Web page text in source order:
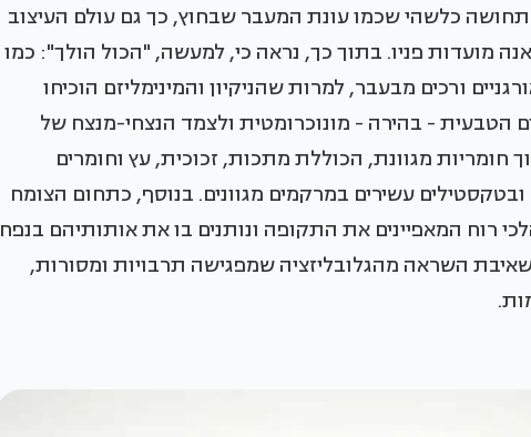
כלשהי שכמו עונת המעבר שבחוץ, כך גם עולם העיצוב
מועדות פניו. בתוך כך, נראה כי, למעשה, "הכול הולך": כמו
ורכים מבעבר, למרות שהניקיון והמינימליזם הוכיחו
הטבעית - בהירה - מונוכרומטית ולצמד הנצחי-מנצח של
חומריות מגוונת, הכוללת מתכות, זכוכית, עץ וחומרים
עשירים במרקמים מגוונים. בנוסף, כתחום הצומח
רוח המאפיינים את התקופה ונותנים בו את אותותיהם בנפח
השראה מהגלובליזציה שמפגישה תרבויות ומסורות,